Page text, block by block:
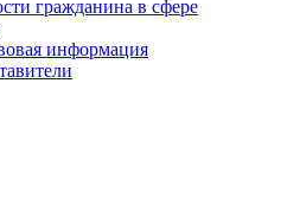
гражданина в сфере
информация